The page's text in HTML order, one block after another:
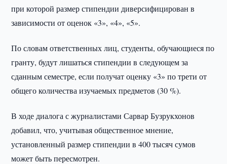
при которой размер стипендии диверсифицирован в
зависимости от оценок «3», «4», «5».
По словам ответственных лиц, студенты, обучающиеся по
гранту, будут лишаться стипендии в следующем за
сданным семестре, если получат оценку «3» по трети от
общего количества изучаемых предметов (30 %).
В ходе диалога с журналистами Сарвар Бузрукхонов
добавил, что, учитывая общественное мнение,
установленный размер стипендии в 400 тысяч сумов
может быть пересмотрен.